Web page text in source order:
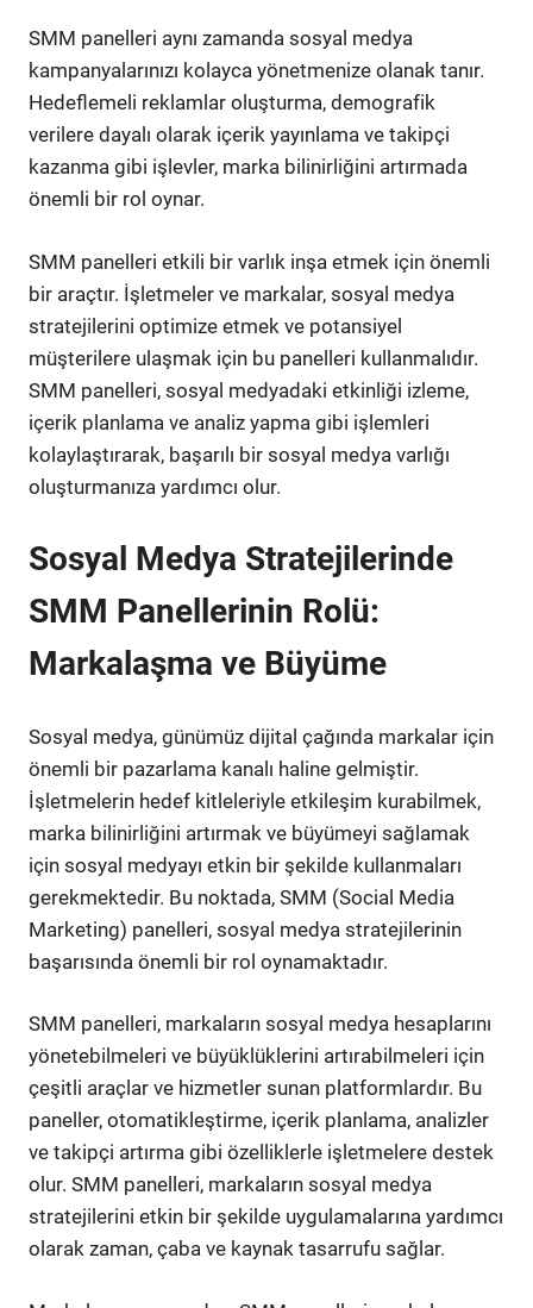
SMM panelleri aynı zamanda sosyal medya
kampanyalarınızı kolayca yönetmenize olanak tanır.
Hedeflemeli reklamlar oluşturma, demografik
verilere dayalı olarak içerik yayınlama ve takipçi
kazanma gibi işlevler, marka bilinirliğini artırmada
önemli bir rol oynar.
SMM panelleri etkili bir varlık inşa etmek için önemli
bir araçtır. İşletmeler ve markalar, sosyal medya
stratejilerini optimize etmek ve potansiyel
müşterilere ulaşmak için bu panelleri kullanmalıdır.
SMM panelleri, sosyal medyadaki etkinliği izleme,
içerik planlama ve analiz yapma gibi işlemleri
kolaylaştırarak, başarılı bir sosyal medya varlığı
oluşturmanıza yardımcı olur.
Sosyal Medya Stratejilerinde
SMM Panellerinin Rolü:
Markalaşma ve Büyüme
Sosyal medya, günümüz dijital çağında markalar için
önemli bir pazarlama kanalı haline gelmiştir.
İşletmelerin hedef kitleleriyle etkileşim kurabilmek,
marka bilinirliğini artırmak ve büyümeyi sağlamak
için sosyal medyayı etkin bir şekilde kullanmaları
gerekmektedir. Bu noktada, SMM (Social Media
Marketing) panelleri, sosyal medya stratejilerinin
başarısında önemli bir rol oynamaktadır.
SMM panelleri, markaların sosyal medya hesaplarını
yönetebilmeleri ve büyüklüklerini artırabilmeleri için
çeşitli araçlar ve hizmetler sunan platformlardır. Bu
paneller, otomatikleştirme, içerik planlama, analizler
ve takipçi artırma gibi özelliklerle işletmelere destek
olur. SMM panelleri, markaların sosyal medya
stratejilerini etkin bir şekilde uygulamalarına yardımcı
olarak zaman, çaba ve kaynak tasarrufu sağlar.